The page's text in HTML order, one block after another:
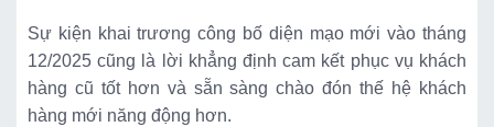
Sự kiện khai trương công bố diện mạo mới vào tháng
12/2025 cũng là lời khẳng định cam kết phục vụ khách
hàng cũ tốt hơn và sẵn sàng chào đón thế hệ khách
hàng mới năng động hơn.